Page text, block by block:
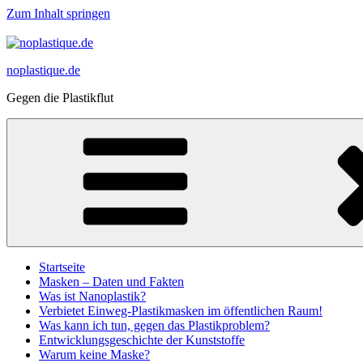
Zum Inhalt springen
noplastique.de
Gegen die Plastikflut
Startseite
Masken – Daten und Fakten
Was ist Nanoplastik?
Verbietet Einweg-Plastikmasken im öffentlichen Raum!
Was kann ich tun, gegen das Plastikproblem?
Entwicklungsgeschichte der Kunststoffe
Warum keine Maske?